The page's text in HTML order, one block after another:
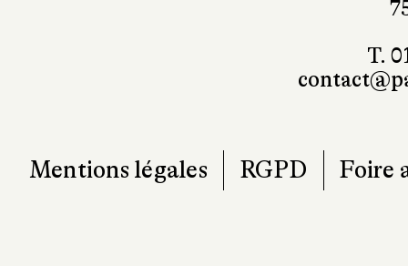
T.
Mentions légales RGPD Foire